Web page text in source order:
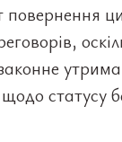
статусу